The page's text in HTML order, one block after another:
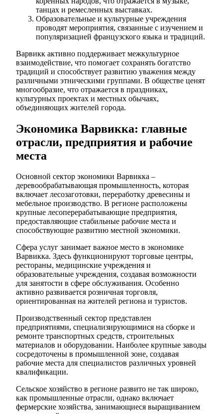
танцах и ремесленных выставках.
Образовательные и культурные учреждения
проводят мероприятия, связанные с изучением и
популяризацией французского языка и традиций.
Варвикк активно поддерживает межкультурное
взаимодействие, что помогает сохранять богатство
традиций и способствует развитию уважения между
различными этническими группами. В обществе ценят
многообразие, что отражается в праздниках,
культурных проектах и местных обычаях,
объединяющих жителей города.
Экономика Варвикка: главные
отрасли, предприятия и рабочие
места
Основной сектор экономики Варвикка –
деревообрабатывающая промышленность, которая
включает лесозаготовки, переработку древесины и
мебельное производство. В регионе расположены
крупные лесоперерабатывающие предприятия,
предоставляющие стабильные рабочие места и
способствующие развитию местной экономики.
Сфера услуг занимает важное место в экономике
Варвикка. Здесь функционируют торговые центры,
рестораны, медицинские учреждения и
образовательные учреждения, создавая возможности
для занятости в сфере обслуживания. Особенно
активно развивается розничная торговля,
ориентированная на жителей региона и туристов.
Производственный сектор представлен
предприятиями, специализирующимися на сборке и
ремонте транспортных средств, строительных
материалов и оборудовании. Наиболее крупные заводы
сосредоточены в промышленной зоне, создавая
рабочие места для специалистов различных уровней
квалификации.
Сельское хозяйство в регионе развито не так широко,
как промышленные отрасли, однако включает
фермерские хозяйства, занимающиеся выращиванием